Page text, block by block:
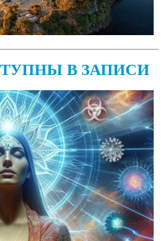
В ЗАПИСИ